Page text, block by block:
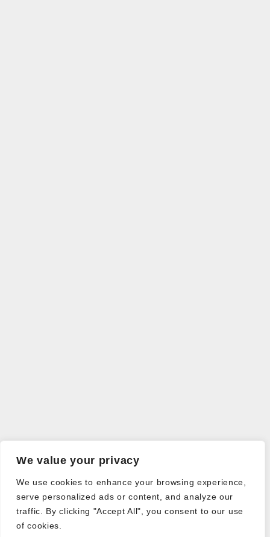
We value your privacy
We use cookies to enhance your browsing experience,
serve personalized ads or content, and analyze our
traffic. By clicking "Accept All", you consent to our use
of cookies.